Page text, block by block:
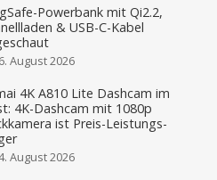
Powerbank mit Qi2.2,
& USB-C-Kabel
6. August 2026
4K A810 Lite Dashcam im
4K-Dashcam mit 1080p
ist Preis-Leistungs-
August 2026